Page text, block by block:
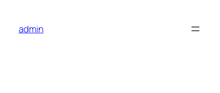
content
admin